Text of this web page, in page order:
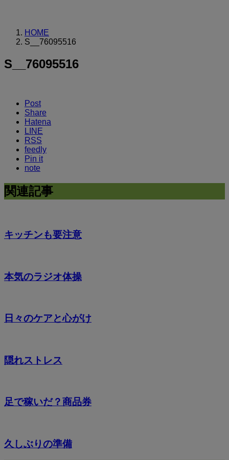
HOME
S__76095516
S__76095516
Post
Share
Hatena
LINE
RSS
feedly
Pin it
note
関連記事
キッチンも要注意
本気のラジオ体操
日々のケアと心がけ
隠れストレス
足で稼いだ？商品券
久しぶりの準備